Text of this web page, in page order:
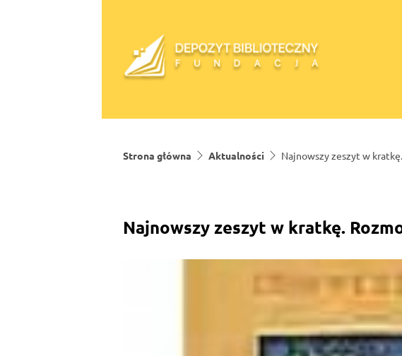
Strona główna Aktualności Najnowszy zeszyt w
Najnowszy zeszyt w kratkę.